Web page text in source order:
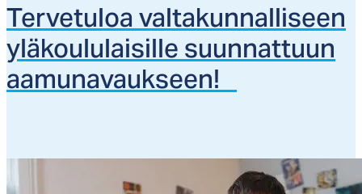
Ter­ve­tu­loa val­ta­kun­nal­li­seen
ylä­kou­lu­lai­sil­le suun­nat­tuun
aa­mu­na­vauk­seen!